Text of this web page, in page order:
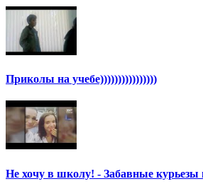
Приколы на учебе))))))))))))))))
Не хочу в школу! - Забавные курьезы